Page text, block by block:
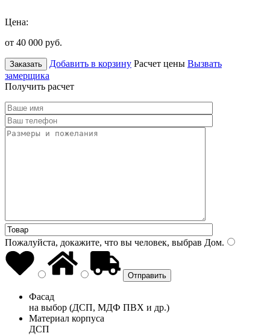
Цена:
от 40 000 руб.
Заказать Добавить в корзину Расчет цены Вызвать
замерщика
Получить расчет
Пожалуйста, докажите, что вы человек, выбрав Дом.
Фасад
на выбор (ДСП, МДФ ПВХ и др.)
Материал корпуса
ДСП